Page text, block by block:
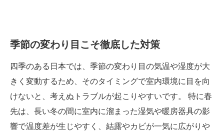
季節の変わり目こそ徹底した対策
四季のある日本では、季節の変わり目の気温や湿度が大
きく変動するため、そのタイミングで室内環境に目を向
けないと、考えぬトラブルが起こりやすいです。 特に春
先は、長い冬の間に室内に溜まった湿気や暖房器具の影
響で温度差が生じやすく、結露やカビが一気に広がりや